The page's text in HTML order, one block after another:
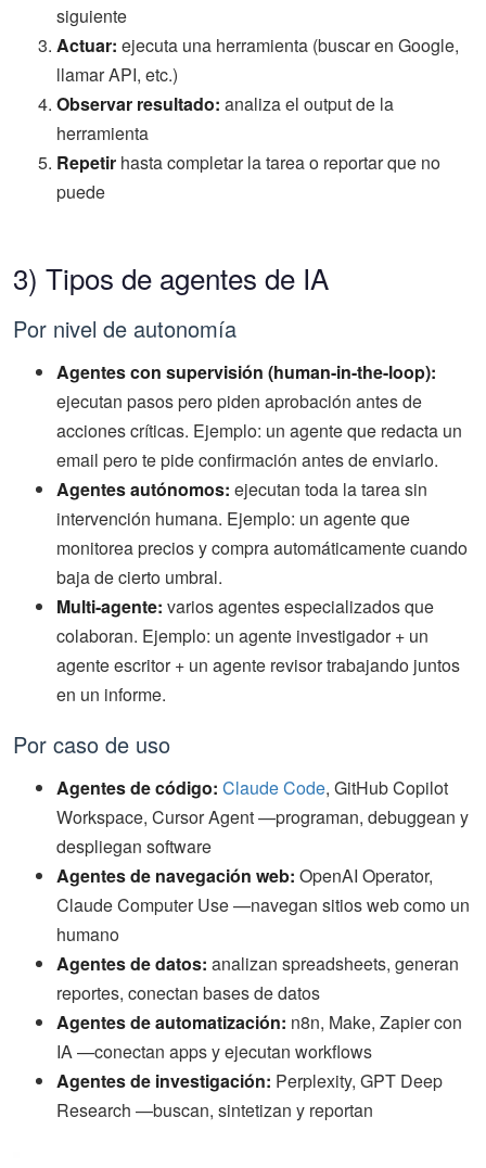
siguiente
Actuar: ejecuta una herramienta (buscar en Google,
llamar API, etc.)
Observar resultado: analiza el output de la
herramienta
Repetir hasta completar la tarea o reportar que no
puede
3) Tipos de agentes de IA
Por nivel de autonomía
Agentes con supervisión (human-in-the-loop):
ejecutan pasos pero piden aprobación antes de
acciones críticas. Ejemplo: un agente que redacta un
email pero te pide confirmación antes de enviarlo.
Agentes autónomos: ejecutan toda la tarea sin
intervención humana. Ejemplo: un agente que
monitorea precios y compra automáticamente cuando
baja de cierto umbral.
Multi-agente: varios agentes especializados que
colaboran. Ejemplo: un agente investigador + un
agente escritor + un agente revisor trabajando juntos
en un informe.
Por caso de uso
Agentes de código: Claude Code, GitHub Copilot
Workspace, Cursor Agent —programan, debuggean y
despliegan software
Agentes de navegación web: OpenAI Operator,
Claude Computer Use —navegan sitios web como un
humano
Agentes de datos: analizan spreadsheets, generan
reportes, conectan bases de datos
Agentes de automatización: n8n, Make, Zapier con
IA —conectan apps y ejecutan workflows
Agentes de investigación: Perplexity, GPT Deep
Research —buscan, sintetizan y reportan